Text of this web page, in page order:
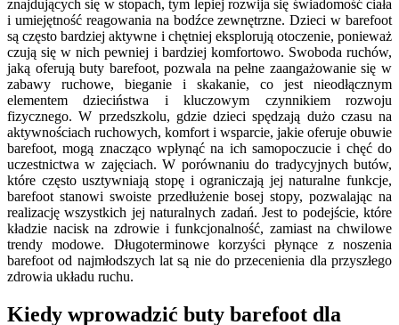
znajdujących się w stopach, tym lepiej rozwija się świadomość ciała
i umiejętność reagowania na bodźce zewnętrzne. Dzieci w barefoot
są często bardziej aktywne i chętniej eksplorują otoczenie, ponieważ
czują się w nich pewniej i bardziej komfortowo. Swoboda ruchów,
jaką oferują buty barefoot, pozwala na pełne zaangażowanie się w
zabawy ruchowe, bieganie i skakanie, co jest nieodłącznym
elementem dzieciństwa i kluczowym czynnikiem rozwoju
fizycznego. W przedszkolu, gdzie dzieci spędzają dużo czasu na
aktywnościach ruchowych, komfort i wsparcie, jakie oferuje obuwie
barefoot, mogą znacząco wpłynąć na ich samopoczucie i chęć do
uczestnictwa w zajęciach. W porównaniu do tradycyjnych butów,
które często usztywniają stopę i ograniczają jej naturalne funkcje,
barefoot stanowi swoiste przedłużenie bosej stopy, pozwalając na
realizację wszystkich jej naturalnych zadań. Jest to podejście, które
kładzie nacisk na zdrowie i funkcjonalność, zamiast na chwilowe
trendy modowe. Długoterminowe korzyści płynące z noszenia
barefoot od najmłodszych lat są nie do przecenienia dla przyszłego
zdrowia układu ruchu.
Kiedy wprowadzić buty barefoot dla